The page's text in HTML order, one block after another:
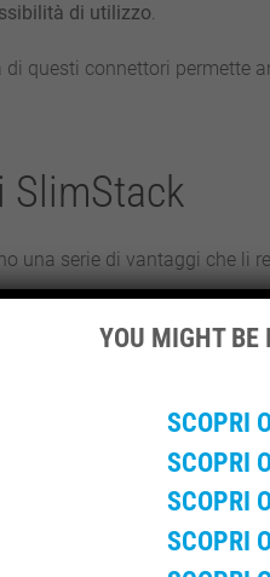
di utilizzo.
questi connettori permette
SlimStack
una serie di vantaggi che li
consentono un
questi connettori offrono un
sono dotati di coperchi
SlimStack sono adatti per
YOU MIGHT BE
SCOPRI
SCOPRI
SCOPRI
SCOPRI